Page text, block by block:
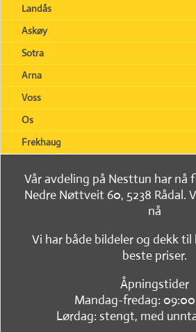
Landås
Askøy
Sotra
Arna
Voss
Os
Frekhaug
Vår avdeling på Nesttun har
Nedre Nøttveit 60, 5238 Rådal.
nå
Vi har både bildeler og dekk
beste priser.
Åpningstider
Mandag-fredag: 09:00
Lørdag: stengt, med